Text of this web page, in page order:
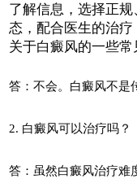
了解信息，选择正
态，配合医生的治
关于白癜风的一些常
答：不会。白癜风不是
2. 白癜风可以治疗吗？
答：虽然白癜风治疗难